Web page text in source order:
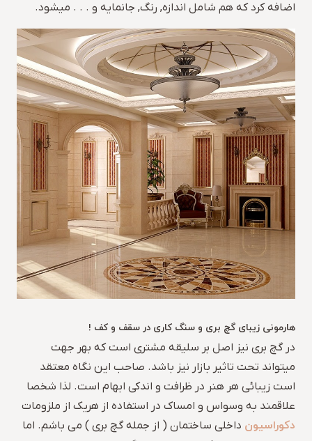
اضافه کرد که هم شامل اندازه, رنگ, جانمایه و . . . میشود.
هارمونی زیبای گچ بری و سنگ کاری در سقف و کف !
در گچ بری نیز اصل بر سلیقه مشتری است که بهر جهت
میتواند تحت تاثیر بازار نیز باشد. صاحب این نگاه معتقد
است زیبائی هر هنر در ظرافت و اندکی ابهام است. لذا شخصا
علاقمند به وسواس و امساک در استفاده از هریک از ملزومات
دکوراسیون داخلی ساختمان ( از جمله گچ بری ) می باشم. اما